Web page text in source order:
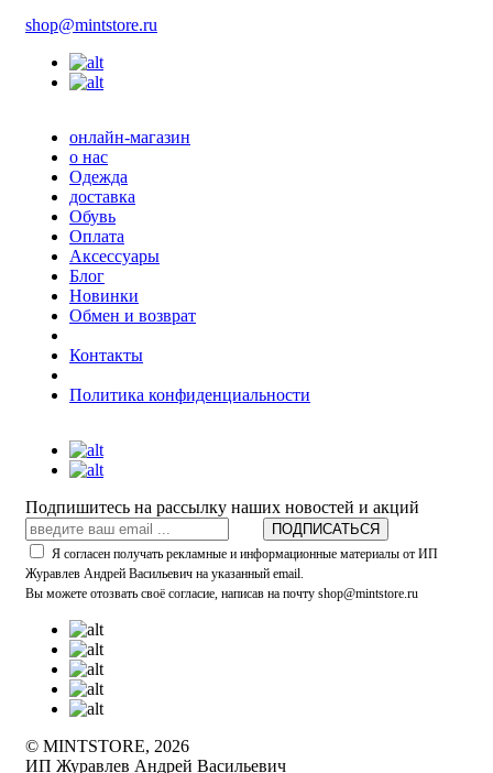
shop@mintstore.ru
онлайн-магазин
о нас
Одежда
доставка
Обувь
Оплата
Аксессуары
Блог
Новинки
Обмен и возврат
Контакты
Политика конфиденциальности
Подпишитесь на рассылку наших новостей и акций
ПОДПИСАТЬСЯ
Я согласен получать рекламные и информационные материалы от ИП
Журавлев Андрей Васильевич на указанный email.
Вы можете отозвать своё согласие, написав на почту shop@mintstore.ru
© MINTSTORE, 2026
ИП Журавлев Андрей Васильевич